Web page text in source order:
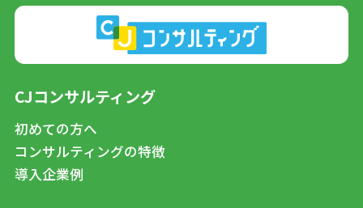
CJコンサルティング
初めての方へ
コンサルティングの特徴
導入企業例